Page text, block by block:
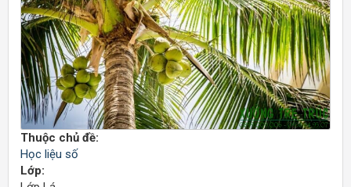
Thuộc chủ đề:
Học liệu số
Lớp: